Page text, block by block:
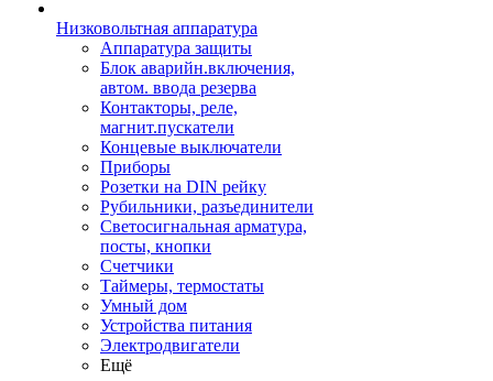
Низковольтная аппаратура
Аппаратура защиты
Блок аварийн.включения,
автом. ввода резерва
Контакторы, реле,
магнит.пускатели
Концевые выключатели
Приборы
Розетки на DIN рейку
Рубильники, разъединители
Светосигнальная арматура,
посты, кнопки
Счетчики
Таймеры, термостаты
Умный дом
Устройства питания
Электродвигатели
Ещё